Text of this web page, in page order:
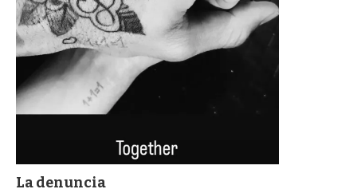
La denuncia